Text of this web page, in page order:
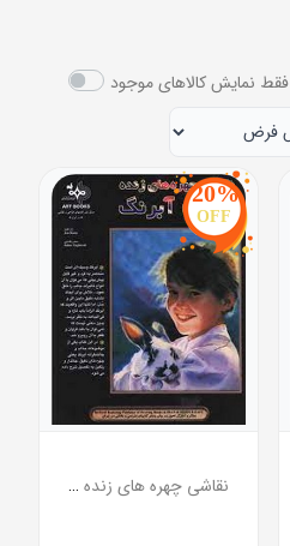
فقط نمایش کالاهای موجود
20%
OFF
نقاشی چهره های زنده با آبرنگ